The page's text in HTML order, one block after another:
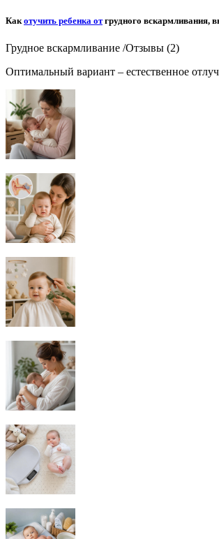
Как отучить ребенка отгрудного вскармливания,
Грудное вскармливание /Отзывы (2)
Оптимальный вариант – естественное